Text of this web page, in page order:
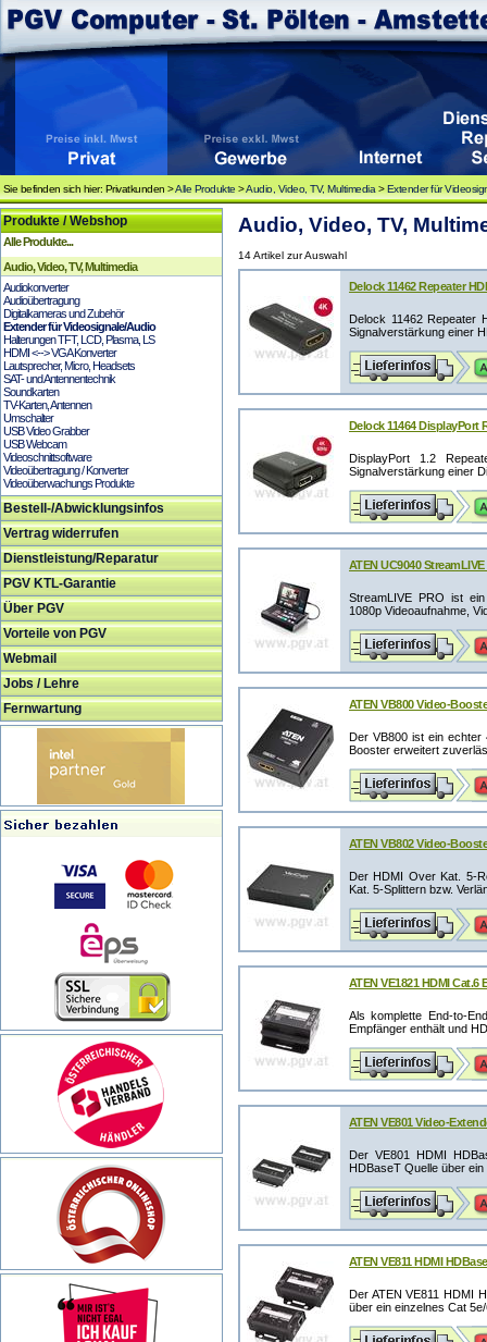
Sie befinden sich hier: Privatkunden >Alle Produkte >Audio, Video, TV, Multimedia >Extender für
Produkte / Webshop
Alle Produkte...
Audio, Video, TV, Multimedia
Audiokonverter
Audioübertragung
Digitalkameras und Zubehör
Extender für Videosignale/Audio
Halterungen TFT, LCD, Plasma, LS
HDMI <--> VGA Konverter
Lautsprecher, Micro, Headsets
SAT- und Antennentechnik
Soundkarten
TV-Karten, Antennen
Umschalter
USB Video Grabber
USB Webcam
Videoschnittsoftware
Videoübertragung / Konverter
Videoüberwachungs Produkte
Bestell-/Abwicklungsinfos
Vertrag widerrufen
Dienstleistung/Reparatur
PGV KTL-Garantie
Über PGV
Vorteile von PGV
Webmail
Jobs / Lehre
Fernwartung
Audio, Video, TV,
14 Artikel zur Auswahl
Delock 11462 Repeater
Delock 11462 Repeater
Signalverstärkung einer
Delock 11464 DisplayPort
DisplayPort 1.2
Signalverstärkung einer
ATEN UC9040
StreamLIVE PRO ist
1080p Videoaufnahme,
ATEN VB800 Video-
Der VB800 ist ein echter
Booster erweitert
ATEN VB802 Video-
Der HDMI Over Kat. 5-
Kat. 5-Splittern bzw.
ATEN VE1821 HDMI Cat.6
Als komplette End-to-
Empfänger enthält und
ATEN VE801 Video-
Der VE801 HDMI
HDBaseT Quelle über
ATEN VE811 HDMI
Der ATEN VE811 HDMI
über ein einzelnes Cat